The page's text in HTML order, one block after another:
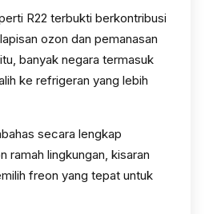
R22 terbukti berkontribusi
ozon dan pemanasan
banyak negara termasuk
ke refrigeran yang lebih
secara lengkap
ramah lingkungan, kisaran
freon yang tepat untuk